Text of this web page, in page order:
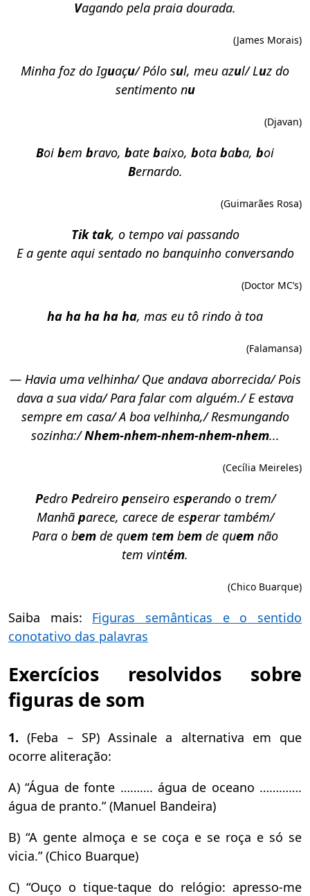
Vagando pela praia dourada.
(James Morais)
Minha foz do Iguaçu/ Pólo sul, meu azul/ Luz do
sentimento nu
(Djavan)
Boi bem bravo, bate baixo, bota baba, boi
Bernardo.
(Guimarães Rosa)
Tik tak, o tempo vai passando
E a gente aqui sentado no banquinho conversando
(Doctor MC’s)
ha ha ha ha ha, mas eu tô rindo à toa
(Falamansa)
— Havia uma velhinha/ Que andava aborrecida/ Pois
dava a sua vida/ Para falar com alguém./ E estava
sempre em casa/ A boa velhinha,/ Resmungando
sozinha:/Nhem-nhem-nhem-nhem-nhem...
(Cecília Meireles)
Pedro Pedreiro penseiro esperando o trem/
Manhã parece, carece de esperar também/
Para o bem de quem tem bem de quem não
tem vintém.
(Chico Buarque)
Saiba mais: Figuras semânticas e o sentido
conotativo das palavras
Exercícios resolvidos sobre
figuras de som
1.(Feba – SP) Assinale a alternativa em que
ocorre aliteração:
A) “Água de fonte ………. água de oceano ………….
água de pranto.” (Manuel Bandeira)
B) “A gente almoça e se coça e se roça e só se
vicia.” (Chico Buarque)
C) “Ouço o tique-taque do relógio: apresso-me